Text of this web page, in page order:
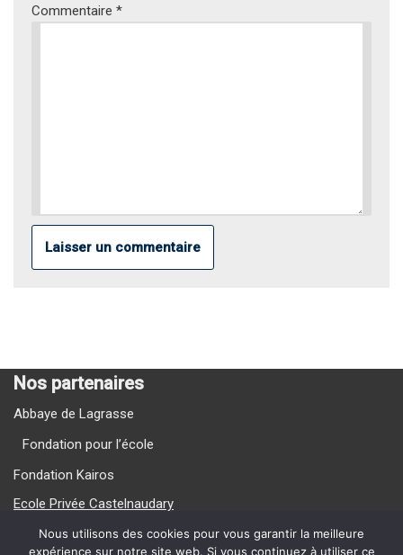
Commentaire *
Nos partenaires
Abbaye de Lagrasse
Fondation pour l’école
Fondation Kairos
Ecole Privée Castelnaudary
Ecole Privée Carcassonne
Nous utilisons des cookies pour vous garantir la meilleure
expérience sur notre site web. Si vous continuez à utiliser ce